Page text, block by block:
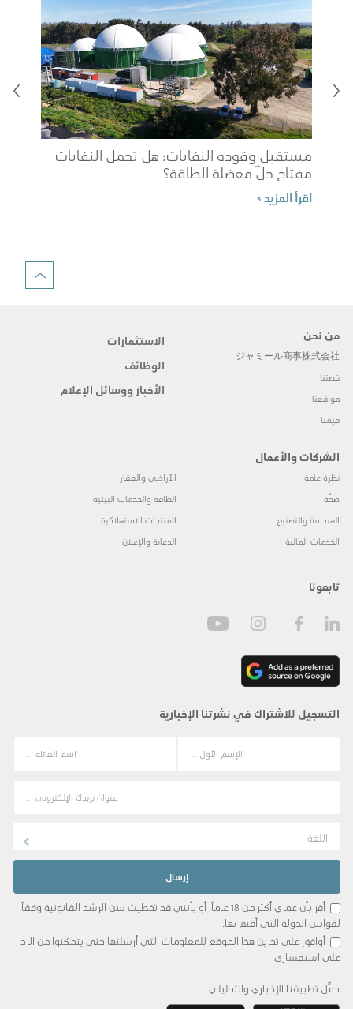
مستقبل وقوده النفايات: هل تحمل النفايات
مفتاح حلّ معضلة الطاقة؟
اقرأ المزيد >
من نحن
ジャミール商事株式会社
قصتنا
مواقعنا
قيمنا
الاستثمارات
الوظائف
الأخبار ووسائل الإعلام
الشركات والأعمال
نظرة عامة
صحّة
الهندسة والتصنيع
الخدمات المالية
الأراضي والعقار
الطاقة والخدمات البيئية
المنتجات الاستهلاكية
الدعاية والإعلان
تابعونا
التسجيل للاشتراك في نشرتنا الإخبارية
اللغة
أقر بأن عمري أكثر من 18 عاماً، أو بأنني قد تخطيت سن الرشد القانونية وفقاً
لقوانين الدولة التي أقيم بها.
أوافق على تخزين هذا الموقع للمعلومات التي أرسلتها حتى يتمكنوا من الرد
على استفساري.
حمِّل تطبيقنا الإخباري والتحليلي